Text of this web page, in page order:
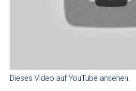
Dieses Video auf YouTube ansehen